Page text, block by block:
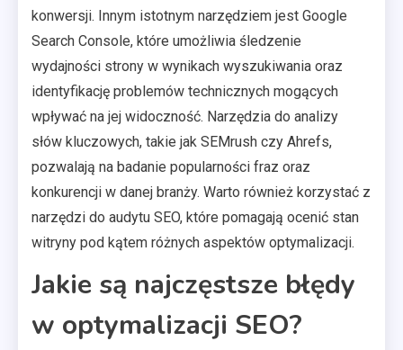
konwersji. Innym istotnym narzędziem jest Google
Search Console, które umożliwia śledzenie
wydajności strony w wynikach wyszukiwania oraz
identyfikację problemów technicznych mogących
wpływać na jej widoczność. Narzędzia do analizy
słów kluczowych, takie jak SEMrush czy Ahrefs,
pozwalają na badanie popularności fraz oraz
konkurencji w danej branży. Warto również korzystać z
narzędzi do audytu SEO, które pomagają ocenić stan
witryny pod kątem różnych aspektów optymalizacji.
Jakie są najczęstsze błędy
w optymalizacji SEO?